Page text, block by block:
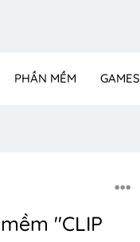
PHẦN MỀM GAMES
"CLIP